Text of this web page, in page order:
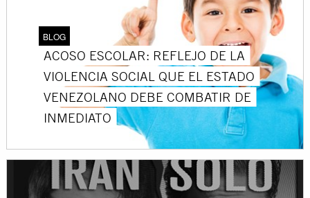
BLOG
ACOSO ESCOLAR: REFLEJO DE LA
VIOLENCIA SOCIAL QUE EL ESTADO
VENEZOLANO DEBE COMBATIR DE
INMEDIATO